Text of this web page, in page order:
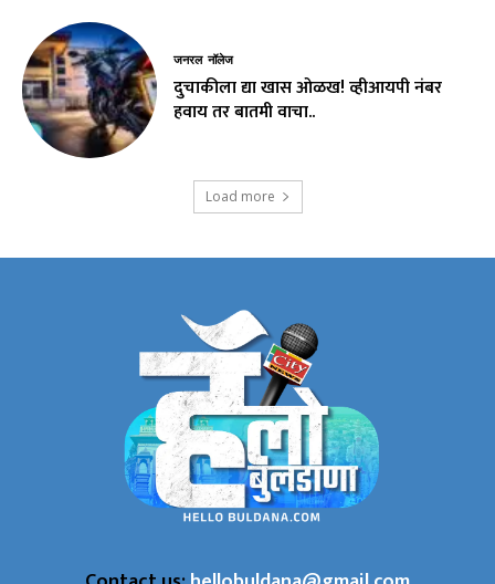
जनरल नॉलेज
दुचाकीला द्या खास ओळख! व्हीआयपी नंबर
हवाय तर बातमी वाचा..
Load more